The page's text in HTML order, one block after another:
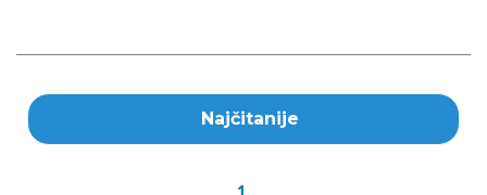
Najčitanije